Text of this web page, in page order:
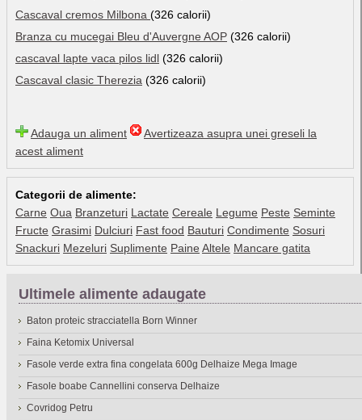
Cascaval cremos Milbona (326 calorii)
Branza cu mucegai Bleu d'Auvergne AOP (326 calorii)
cascaval lapte vaca pilos lidl (326 calorii)
Cascaval clasic Therezia (326 calorii)
Adauga un aliment
Avertizeaza asupra unei greseli la
acest aliment
Categorii de alimente:
Carne Oua Branzeturi Lactate Cereale Legume Peste Seminte
Fructe Grasimi Dulciuri Fast food Bauturi Condimente Sosuri
Snackuri Mezeluri Suplimente Paine Altele Mancare gatita
Ultimele alimente adaugate
Baton proteic stracciatella Born Winner
Faina Ketomix Universal
Fasole verde extra fina congelata 600g Delhaize Mega Image
Fasole boabe Cannellini conserva Delhaize
Covridog Petru